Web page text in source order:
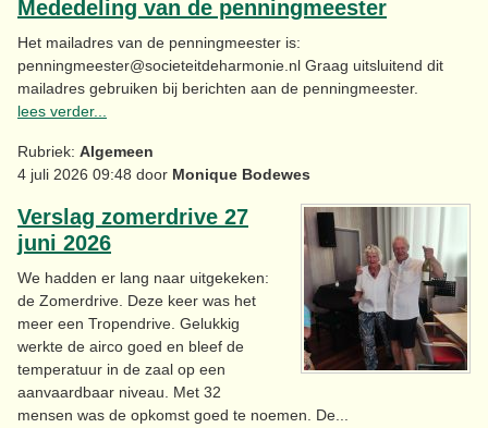
Mededeling van de penningmeester
Het mailadres van de penningmeester is:
penningmeester@societeitdeharmonie.nl Graag uitsluitend dit
mailadres gebruiken bij berichten aan de penningmeester.
lees verder...
Rubriek: Algemeen
4 juli 2026 09:48 door Monique Bodewes
Verslag zomerdrive 27
juni 2026
We hadden er lang naar uitgekeken:
de Zomerdrive. Deze keer was het
meer een Tropendrive. Gelukkig
werkte de airco goed en bleef de
temperatuur in de zaal op een
aanvaardbaar niveau. Met 32
mensen was de opkomst goed te noemen. De...